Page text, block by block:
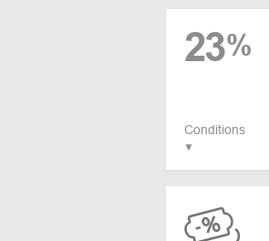
23%
Conditions